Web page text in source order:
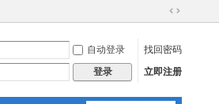
切
到
宽
自动登录
找回密码
登录 立即注册